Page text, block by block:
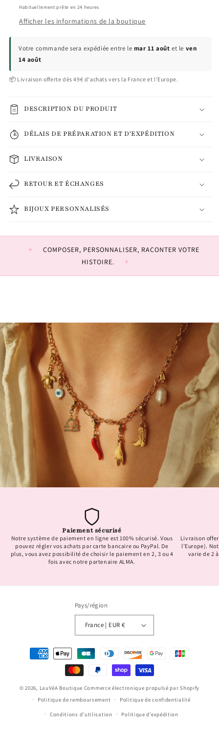
Habituellement prête en 24 heures
Afficher les informations de la boutique
Votre commande sera expédiée entre le mar 11 août et le ven
14 août
📦 Livraison offerte dès 49€ d'achats vers la France et l'Europe.
DESCRIPTION DU PRODUIT
DÉLAIS DE PRÉPARATION ET D'EXPÉDITION
LIVRAISON
RETOUR ET ÉCHANGES
BIJOUX PERSONNALISÉS
COMPOSER, PERSONNALISER, RACONTER VOTRE
HISTOIRE.
Paiement sécurisé
Notre système de paiement en ligne est 100% sécurisé. Vous
pouvez régler vos achats par carte bancaire ou PayPal. De
plus, vous avez possibilité de choisir le paiement en 2, 3 ou 4
fois avec notre partenaire ALMA.
Livraison
l'Europe).
varie de 2
Pays/région
France | EUR €
Moyens
© 2026, LauVéA Boutique Commerce électronique propulsé par Shopify
Politique de remboursement
Politique de confidentialité
Conditions d’utilisation Politique d’expédition